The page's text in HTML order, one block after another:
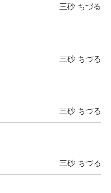
三砂 ちづる
三砂 ちづる
三砂 ちづる
三砂 ちづる